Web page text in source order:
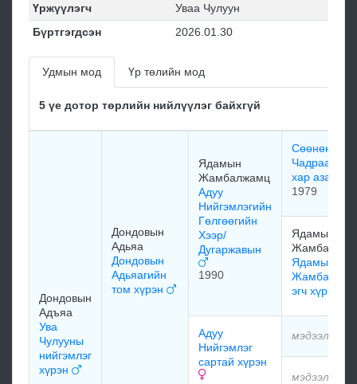
Үржүүлэгч
Уваа Чулуун
Бүртгэгдсэн
2026.01.30
Удмын мод Үр төлийн мод
5 үе дотор төрлийн нийлүүлэг байхгүй
Дондовын
Адъяа
Ува
Чулууны
нийгэмлэг
хүрэн
Дондовын
Адьяа
Дондовын
Адьяагийн
том хүрэн
Ядамын
Жамбалжамц
Адуу
Нийгэмлэгийн
Гөлгөөгийн
Хээр/
Дугаржавын
1990
Сөөнөн
хар азарга
1979
Ядамын
Ядамын
эгч хүрэгч
Адуу
Нийгэмлэг
сартай хүрэн